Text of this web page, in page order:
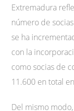
Extremadura
número de
se ha
con la
como socias de
11.600 en total
Del mismo